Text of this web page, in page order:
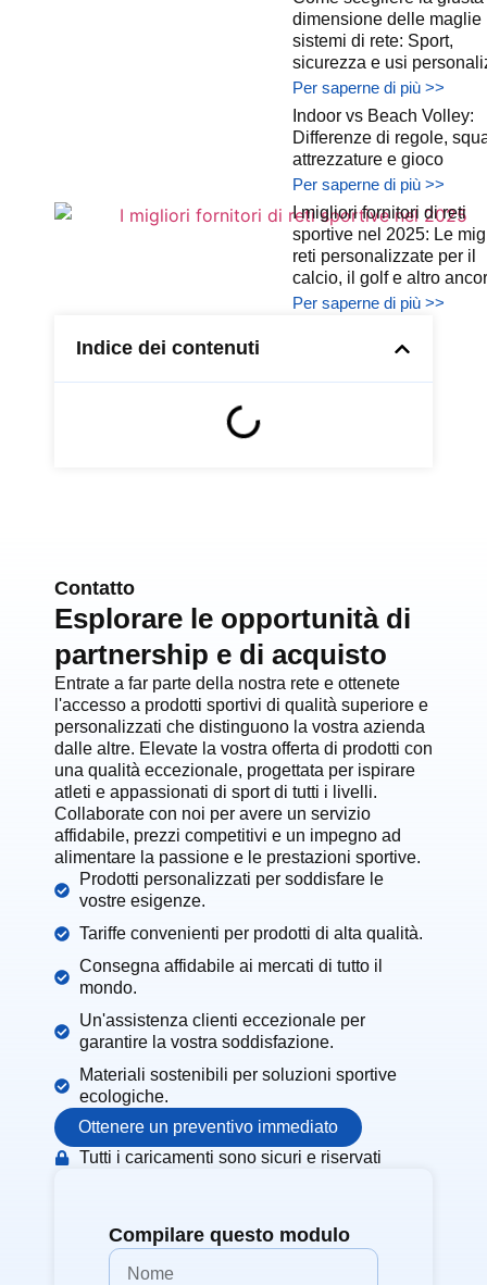
dimensione delle maglie
sistemi di rete: Sport,
sicurezza e usi
Per saperne di più >>
Indoor vs Beach Volley:
Differenze di regole,
attrezzature e gioco
Per saperne di più >>
I migliori fornitori di reti
sportive nel 2025: Le
reti personalizzate per il
calcio, il golf e altro
Per saperne di più >>
Indice dei contenuti
Contatto
Esplorare le opportunità di
partnership e di acquisto
Entrate a far parte della nostra rete e ottenete
l'accesso a prodotti sportivi di qualità superiore e
personalizzati che distinguono la vostra azienda
dalle altre. Elevate la vostra offerta di prodotti con
una qualità eccezionale, progettata per ispirare
atleti e appassionati di sport di tutti i livelli.
Collaborate con noi per avere un servizio
affidabile, prezzi competitivi e un impegno ad
alimentare la passione e le prestazioni sportive.
Prodotti personalizzati per soddisfare le
vostre esigenze.
Tariffe convenienti per prodotti di alta qualità.
Consegna affidabile ai mercati di tutto il
mondo.
Un'assistenza clienti eccezionale per
garantire la vostra soddisfazione.
Materiali sostenibili per soluzioni sportive
ecologiche.
Ottenere un preventivo immediato
Tutti i caricamenti sono sicuri e riservati
Compilare questo modulo